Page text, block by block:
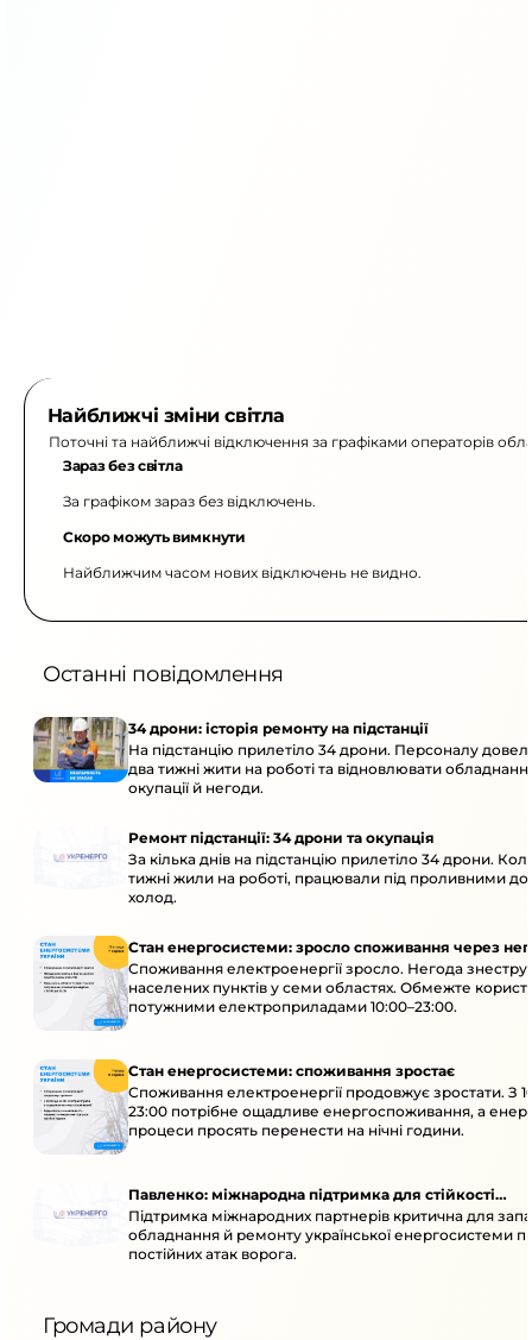
Найближчі зміни світла
Поточні та найближчі відключення за графіками операторів
Зараз без світла
За графіком зараз без відключень.
Скоро можуть вимкнути
Найближчим часом нових відключень не видно.
Останні повідомлення
34 дрони: історія ремонту на підстанції
На підстанцію прилетіло 34 дрони. Персоналу
два тижні жити на роботі та відновлювати
окупації й негоди.
Ремонт підстанції: 34 дрони та окупація
За кілька днів на підстанцію прилетіло 34 дрони.
тижні жили на роботі, працювали під проливними
холод.
Стан енергосистеми: зросло споживання через
Споживання електроенергії зросло. Негода
населених пунктів у семи областях. Обмежте
потужними електроприладами 10:00–23:00.
Стан енергосистеми: споживання зростає
Споживання електроенергії продовжує зростати. З
23:00 потрібне ощадливе енергоспоживання, а
процеси просять перенести на нічні години.
Павленко: міжнародна підтримка для стійкості
енергосистеми
Підтримка міжнародних партнерів критична для
обладнання й ремонту української енергосистеми
постійних атак ворога.
Громади району